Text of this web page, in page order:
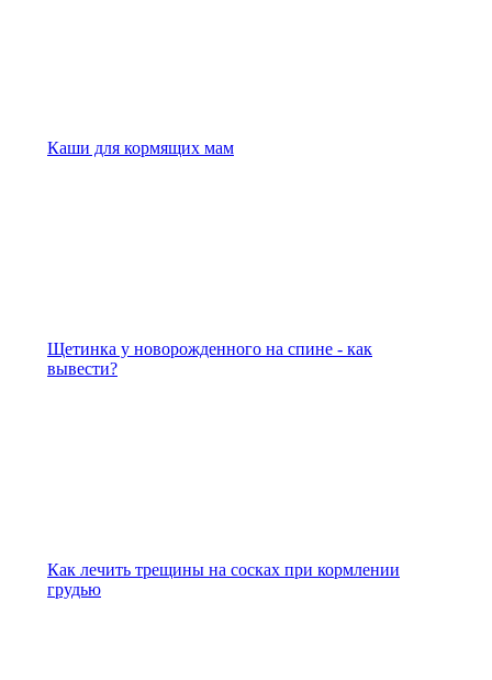
Каши для кормящих мам
Щетинка у новорожденного на спине - как
вывести?
Как лечить трещины на сосках при кормлении
грудью